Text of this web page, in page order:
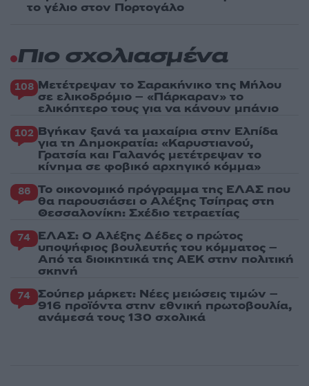
το γέλιο στον Πορτογάλο
Πιο σχολιασμένα
108 Μετέτρεψαν το Σαρακήνικο της Μήλου
σε ελικοδρόμιο – «Πάρκαραν» το
ελικόπτερο τους για να κάνουν μπάνιο
102 Βγήκαν ξανά τα μαχαίρια στην Ελπίδα
για τη Δημοκρατία: «Καρυστιανού,
Γρατσία και Γαλανός μετέτρεψαν το
κίνημα σε φοβικό αρχηγικό κόμμα»
86 Το οικονομικό πρόγραμμα της ΕΛΑΣ που
θα παρουσιάσει ο Αλέξης Τσίπρας στη
Θεσσαλονίκη: Σχέδιο τετραετίας
74 ΕΛΑΣ: Ο Αλέξης Δέδες ο πρώτος
υποψήφιος βουλευτής του κόμματος –
Από τα διοικητικά της ΑΕΚ στην πολιτική
σκηνή
74 Σούπερ μάρκετ: Νέες μειώσεις τιμών –
916 προϊόντα στην εθνική πρωτοβουλία,
ανάμεσά τους 130 σχολικά